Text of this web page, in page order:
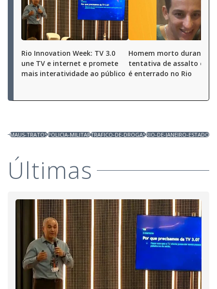
Rio Innovation Week: TV 3.0
une TV e internet e promete
mais interatividade ao público
Homem morto durante
tentativa de assalto em
é enterrado no Rio
MAUS-TRATOSPOLICIA-MILITARTRAFICO-DE-DROGASRIO-DE-JANEIRO-ESTADO
Últimas